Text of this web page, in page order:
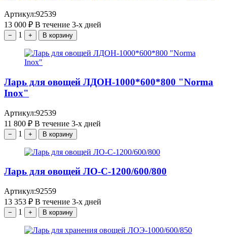
Артикул:92539
13 000 ₽ В течение 3-х дней
− 1 + В корзину
Ларь для овощей ЛДОН-1000*600*800 "Norma
Inox"
Артикул:92539
11 800 ₽ В течение 3-х дней
− 1 + В корзину
Ларь для овощей ЛО-С-1200/600/800
Артикул:92559
13 353 ₽ В течение 3-х дней
− 1 + В корзину